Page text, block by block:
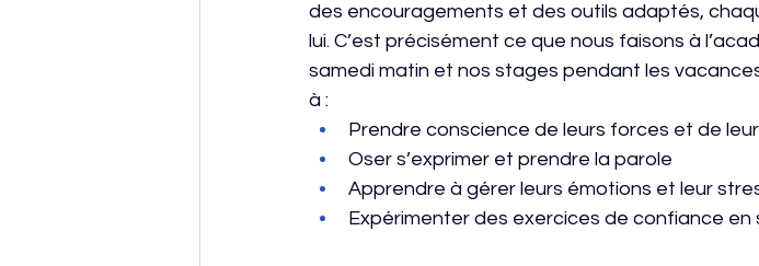
des encouragements et des outils adaptés,
lui. C’est précisément ce que nous faisons à
samedi matin et nos stages pendant les
à :
Prendre conscience de leurs forces et de
Oser s’exprimer et prendre la parole
Apprendre à gérer leurs émotions et leur
Expérimenter des exercices de confiance en